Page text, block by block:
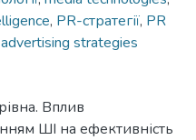
, PR-стратегії, PR
advertising strategies
Вплив
ШІ на ефективність